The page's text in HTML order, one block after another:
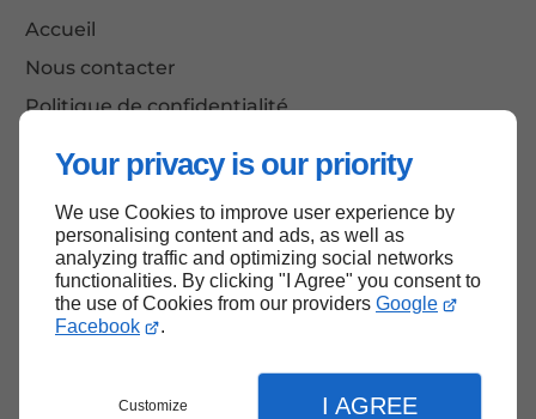
Your privacy is our priority
We use Cookies to improve user experience by
personalising content and ads, as well as
analyzing traffic and optimizing social networks
functionalities. By clicking "I Agree" you consent to
the use of Cookies from our providers Google
Facebook
.
Customize I AGREE
Accueil
Nous contacter
Politique de confidentialité
Haut de page